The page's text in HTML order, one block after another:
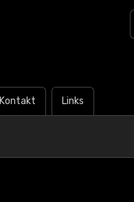
Kontakt Links